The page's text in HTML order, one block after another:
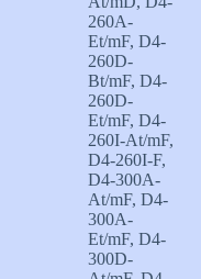
260A-
Et/mF, D4-
260D-
Bt/mF, D4-
260D-
Et/mF, D4-
260I-At/mF,
D4-260I-F,
D4-300A-
At/mF, D4-
300A-
Et/mF, D4-
300D-